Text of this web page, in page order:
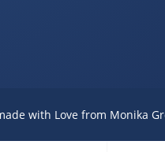
with Love from Monika